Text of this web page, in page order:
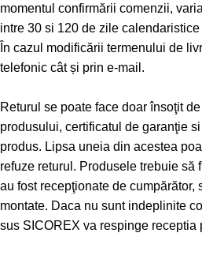
momentul confirmării comenzii,
intre 30 si 120 de zile
În cazul modificării termenului de
telefonic cât și prin e-mail.
Returul se poate face doar însoţit
produsului, certificatul de garanţie
produs. Lipsa uneia din acestea
refuze returul. Produsele trebuie să
au fost recepţionate de cumpărător,
montate. Daca nu sunt indeplinite
sus SICOREX va respinge receptia